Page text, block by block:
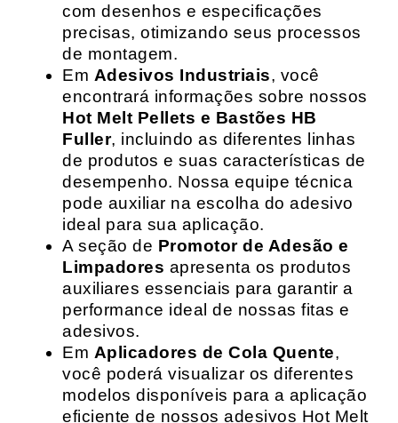
com desenhos e especificações
precisas, otimizando seus processos
de montagem.
Em Adesivos Industriais, você
encontrará informações sobre nossos
Hot Melt Pellets e Bastões HB
Fuller, incluindo as diferentes linhas
de produtos e suas características de
desempenho. Nossa equipe técnica
pode auxiliar na escolha do adesivo
ideal para sua aplicação.
A seção de Promotor de Adesão e
Limpadores apresenta os produtos
auxiliares essenciais para garantir a
performance ideal de nossas fitas e
adesivos.
Em Aplicadores de Cola Quente,
você poderá visualizar os diferentes
modelos disponíveis para a aplicação
eficiente de nossos adesivos Hot Melt